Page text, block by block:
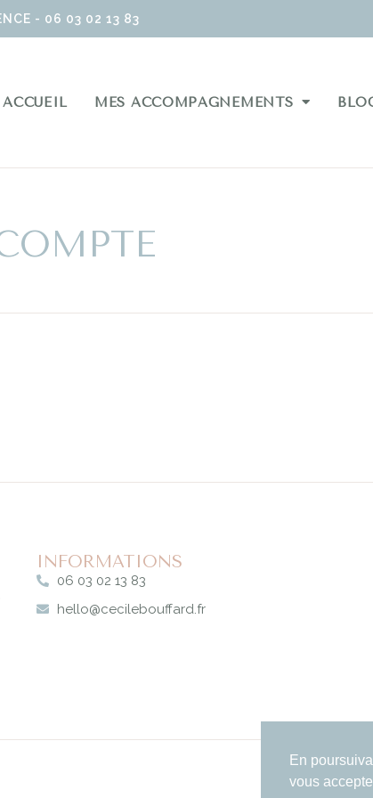
- 06 03 02 13 83
ACCUEIL MES ACCOMPAGNEMENTS
INFORMATIONS
06 03 02 13 83
hello@cecilebouffard.fr
En
vous